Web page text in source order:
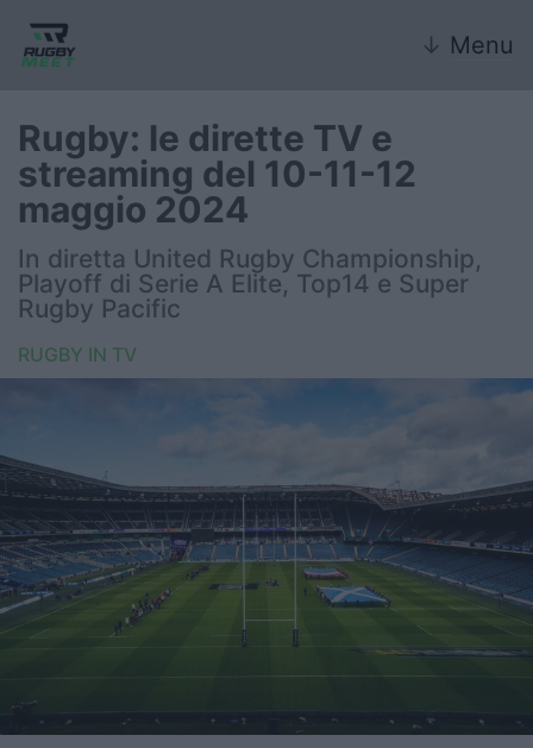
↓ Menu
Nazionale
Nazionali giovanili
Rugby Sevens
FIR
6 Nazioni
United Rugby Championship
Top14
Premiership
Challenge Cup
Rugby: le dirette TV e
streaming del 10-11-12
maggio 2024
In diretta United Rugby Championship,
Playoff di Serie A Elite, Top14 e Super
Rugby Pacific
RUGBY IN TV